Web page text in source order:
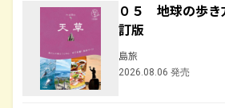
０５ 地球の歩
訂版
島旅
2026.08.06 発売